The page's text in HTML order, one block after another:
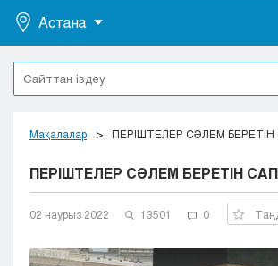
Астана
Астана
Алматы
Актобе
Жезказган
Караганда
Кокшетау
Кызылорда
Мақалалар ПЕРІШТЕЛЕР СӘЛЕМ БЕРЕТІН
ПЕРІШТЕЛЕР СӘЛЕМ БЕРЕТІН
02 наурыз 2022 13501 0